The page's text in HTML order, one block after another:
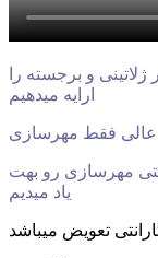
و برجسته را
ارایه میدهیم
عالی فقط مهرسازی
مهرسازی رو بهت
یاد میدیم